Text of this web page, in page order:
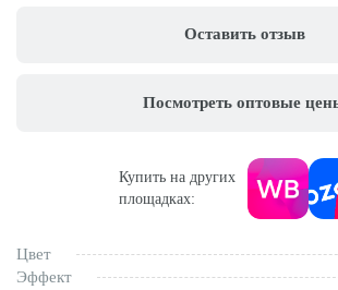
Оставить отзыв
Посмотреть оптовые
Купить на других
площадках:
Цвет
Эффект